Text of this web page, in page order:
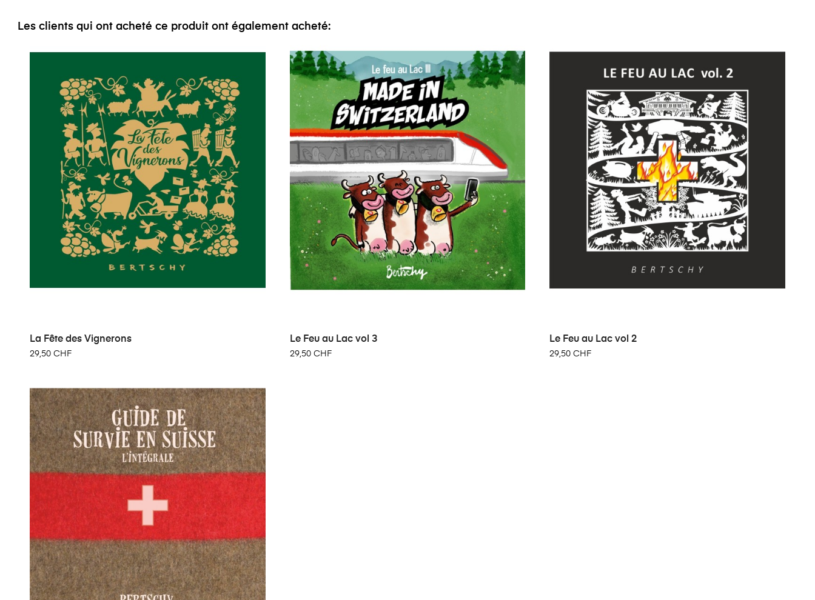
Les clients qui ont acheté ce produit ont également acheté:
La Fête des Vignerons
29,50 CHF
Le Feu au Lac vol 3
29,50 CHF
Le Feu au Lac vol 2
29,50 CHF